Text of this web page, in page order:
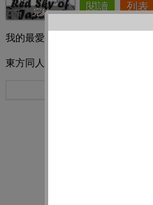
完結 閱讀 列表
我的最愛：
東方同人漫畫